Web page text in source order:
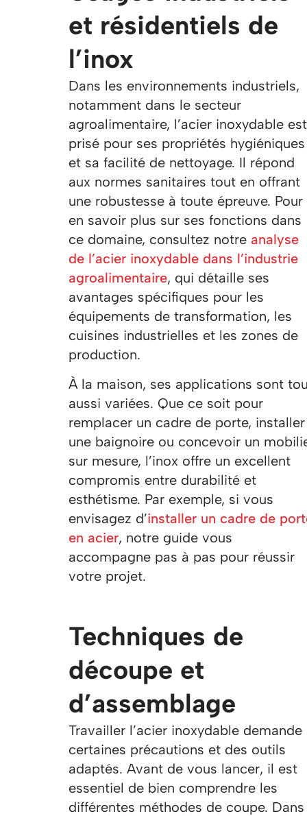
et résidentiels de
l’inox
Dans les environnements industriels,
notamment dans le secteur
agroalimentaire, l’acier inoxydable est
prisé pour ses propriétés hygiéniques
et sa facilité de nettoyage. Il répond
aux normes sanitaires tout en offrant
une robustesse à toute épreuve. Pour
en savoir plus sur ses fonctions dans
ce domaine, consultez notre analyse
de l’acier inoxydable dans l’industrie
agroalimentaire, qui détaille ses
avantages spécifiques pour les
équipements de transformation, les
cuisines industrielles et les zones de
production.
À la maison, ses applications sont
aussi variées. Que ce soit pour
remplacer un cadre de porte, installer
une baignoire ou concevoir un
sur mesure, l’inox offre un excellent
compromis entre durabilité et
esthétisme. Par exemple, si vous
envisagez d’installer un cadre de
en acier, notre guide vous
accompagne pas à pas pour réussir
votre projet.
Techniques de
découpe et
d’assemblage
Travailler l’acier inoxydable demande
certaines précautions et des outils
adaptés. Avant de vous lancer, il est
essentiel de bien comprendre les
différentes méthodes de coupe. Dans